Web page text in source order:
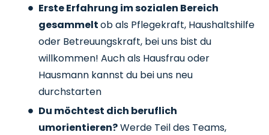
Erste Erfahrung im sozialen Bereich
gesammeltob als Pflegekraft, Haushaltshilfe
oder Betreuungskraft, bei uns bist du
willkommen! Auch als Hausfrau oder
Hausmann kannst du bei uns neu
durchstarten
Du möchtest dich beruflich
umorientieren?Werde Teil des Teams,